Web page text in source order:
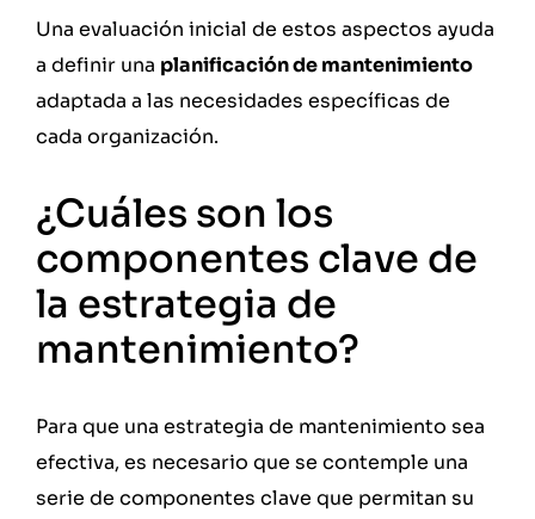
Una evaluación inicial de estos aspectos ayuda
a definir una planificación de mantenimiento
adaptada a las necesidades específicas de
cada organización.
¿Cuáles son los
componentes clave de
la estrategia de
mantenimiento?
Para que una estrategia de mantenimiento sea
efectiva, es necesario que se contemple una
serie de componentes clave que permitan su